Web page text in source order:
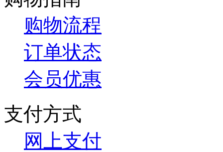
购物流程
订单状态
会员优惠
支付方式
网上支付